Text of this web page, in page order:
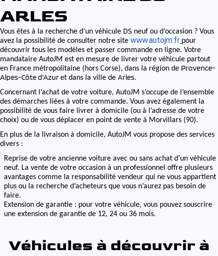
ARLES
Vous êtes à la recherche d’un véhicule DS neuf ou d’occasion ? Vous
avez la possibilité de consulter notre site www.autojm.fr pour
découvrir tous les modèles et passer commande en ligne. Votre
mandataire AutoJM est en mesure de livrer votre véhicule partout
en France métropolitaine (hors Corse), dans la région de Provence-
Alpes-Côte d'Azuret dans la ville de Arles.
Concernant l’achat de votre voiture, AutoJM s’occupe de l’ensemble
des démarches liées à votre commande. Vous avez également la
possibilité de vous faire livrer à domicile (ou à l’adresse de votre
choix) ou de vous déplacer en point de vente à Morvillars (90).
En plus de la livraison à domicile, AutoJM vous propose des services
divers :
Reprise de votre ancienne voiture avec ou sans achat d’un véhicule
neuf. La vente de votre occasion à un professionnel offre plusieurs
avantages comme la responsabilité vendeur qui ne vous appartient
plus ou la recherche d’acheteurs que vous n’aurez pas besoin de
faire.
Extension de garantie : pour votre véhicule, vous pouvez souscrire
une extension de garantie de 12, 24 ou 36 mois.
Véhicules à découvrir à